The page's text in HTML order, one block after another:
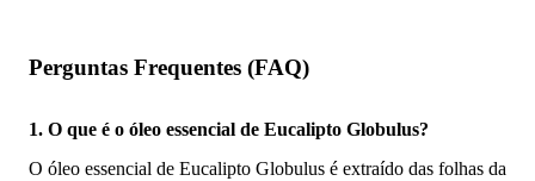
Perguntas Frequentes (FAQ)
1. O que é o óleo essencial de Eucalipto Globulus?
O óleo essencial de Eucalipto Globulus é extraído das folhas da